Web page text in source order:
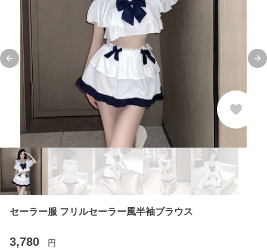
Previous slide
セーラー服 フリルセーラー風半袖ブラウス
3,780 円